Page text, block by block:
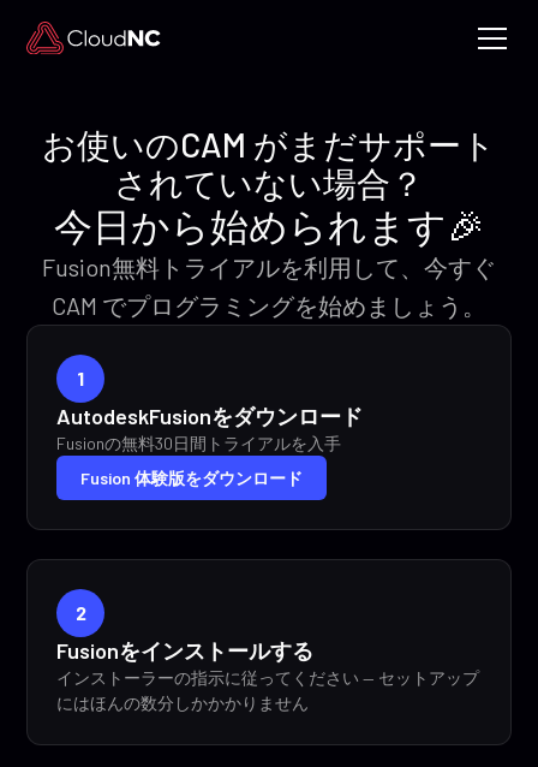
お使いのCAM がまだサポート
されていない場合？
今日から始められます🎉
Fusion無料トライアルを利用して、今すぐ
CAM でプログラミングを始めましょう。
1
AutodeskFusionをダウンロード
Fusionの無料30日間トライアルを入手
Fusion 体験版をダウンロード
2
Fusionをインストールする
インストーラーの指示に従ってください — セットアップ
にはほんの数分しかかかりません